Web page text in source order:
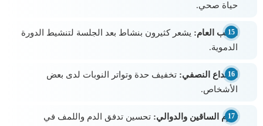
حياة صحي.
التعب العام: يشعر كثيرون بنشاط بعد الجلسة لتنشيط الدورة
الدموية.
الصداع النصفي: تخفيف حدة وتواتر النوبات لدى بعض
الأشخاص.
تورم الساقين والدوالي: تحسين تدفق الدم واللمف في